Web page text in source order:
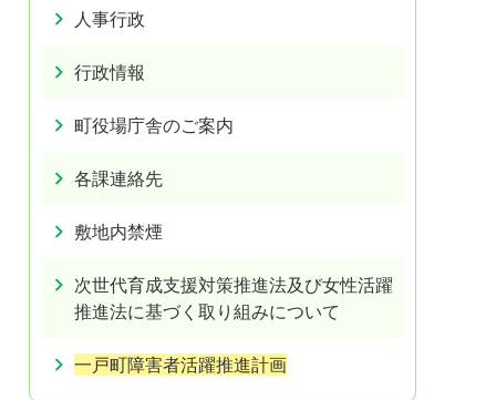
人事行政
行政情報
町役場庁舎のご案内
各課連絡先
敷地内禁煙
次世代育成支援対策推進法及び女性活躍
推進法に基づく取り組みについて
一戸町障害者活躍推進計画